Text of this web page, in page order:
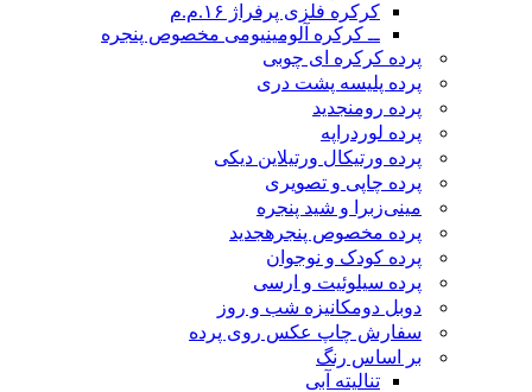
کرکره فلزی پرفراژ ۱۶.م.م
ــ کرکره آلومینیومی مخصوص پنجره
پرده کرکره ای چوبی
پرده پلیسه پشت دری
پرده رومنجدید
پرده لوردراپه
پرده ورتیکال ورتیلاین دیکی
پرده چاپی و تصویری
مینی‌زبرا و شید پنجره
پرده مخصوص پنجرهجدید
پرده کودک و نوجوان
پرده سیلوئیت و ارسی
دوبل دومکانیزه شب و روز
سفارش چاپ عکس روی پرده
بر اساس رنگ
تنالیته آبی